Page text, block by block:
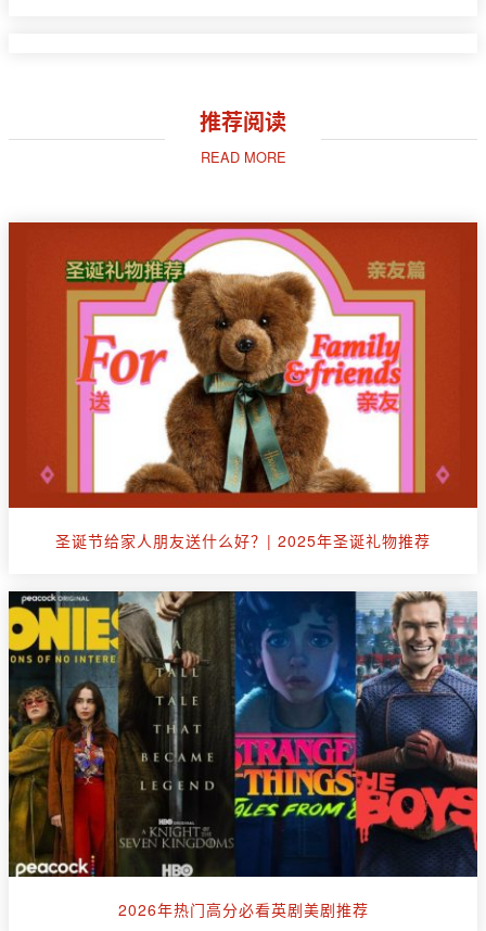
推荐阅读
READ MORE
圣诞节给家人朋友送什么好？| 2025年圣诞礼物推荐
2026年热门高分必看英剧美剧推荐